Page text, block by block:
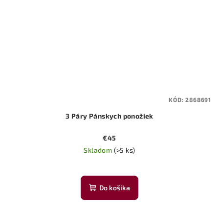
3 Páry Pánskych ponožiek
€45
Skladom (>5 ks)
Do košíka
KÓD:2868691